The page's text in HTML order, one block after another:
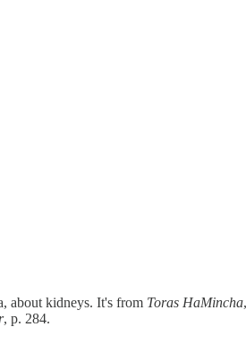
about kidneys. It's from Toras HaMincha,
, p. 284.